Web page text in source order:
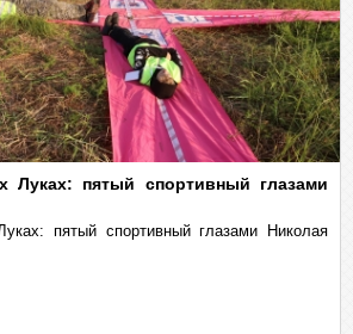
Луках: пятый спортивный глазами
пятый спортивный глазами Николая